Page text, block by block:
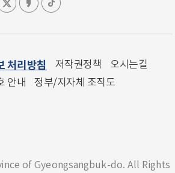
처리방침 저작권정책
오시는길
안내
정부/지자체 조직도
of Gyeongsangbuk-do. All Rights